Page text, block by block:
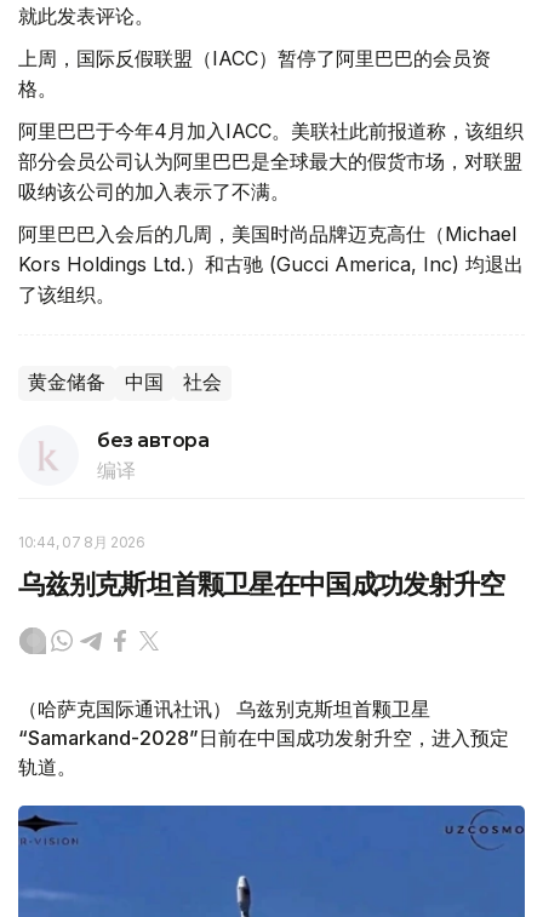
就此发表评论。
上周，国际反假联盟（IACC）暂停了阿里巴巴的会员资
格。
阿里巴巴于今年4月加入IACC。美联社此前报道称，该组织
部分会员公司认为阿里巴巴是全球最大的假货市场，对联盟
吸纳该公司的加入表示了不满。
阿里巴巴入会后的几周，美国时尚品牌迈克高仕（Michael
Kors Holdings Ltd.）和古驰 (Gucci America, Inc) 均退出
了该组织。
黄金储备 中国 社会
без автора
编译
10:44, 07 8月 2026
乌兹别克斯坦首颗卫星在中国成功发射升空
（哈萨克国际通讯社讯） 乌兹别克斯坦首颗卫星
“Samarkand-2028”日前在中国成功发射升空，进入预定
轨道。